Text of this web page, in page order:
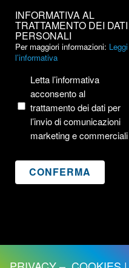
INFORMATIVA
AL
TRATTAMENTO
DEI
DATI
PERSONALI
INFORMATIVA AL
TRATTAMENTO DEI DATI
PERSONALI
Per maggiori informazioni: Leggi
l’informativa
Letta l’informativa
acconsento al
trattamento dei dati per
l’invio di comunicazioni
marketing e commerciali